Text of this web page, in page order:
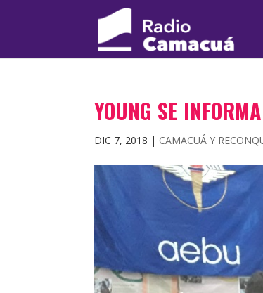
YOUNG SE
DIC 7, 2018 | CAMACUÁ Y